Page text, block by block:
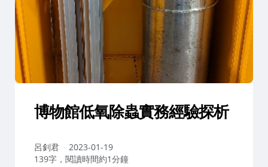
博物館低氧除蟲實務經驗探析
作
者：
呂釗君
2023-01-19
139字，閱讀時間約1分鐘